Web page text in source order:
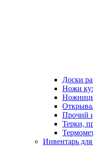
Доски
Ножи
Прочий
Терки,
Инвентарь